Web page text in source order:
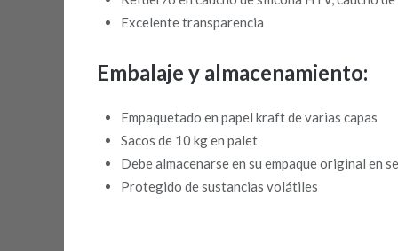
Excelente transparencia
Embalaje y almacenamiento:
Empaquetado en papel kraft de varias capas
Sacos de 10 kg en palet
Debe almacenarse en su empaque original en
Protegido de sustancias volátiles